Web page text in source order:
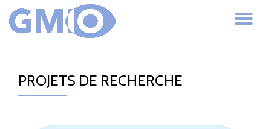
Aller
PROJETS DE RECHERCHE